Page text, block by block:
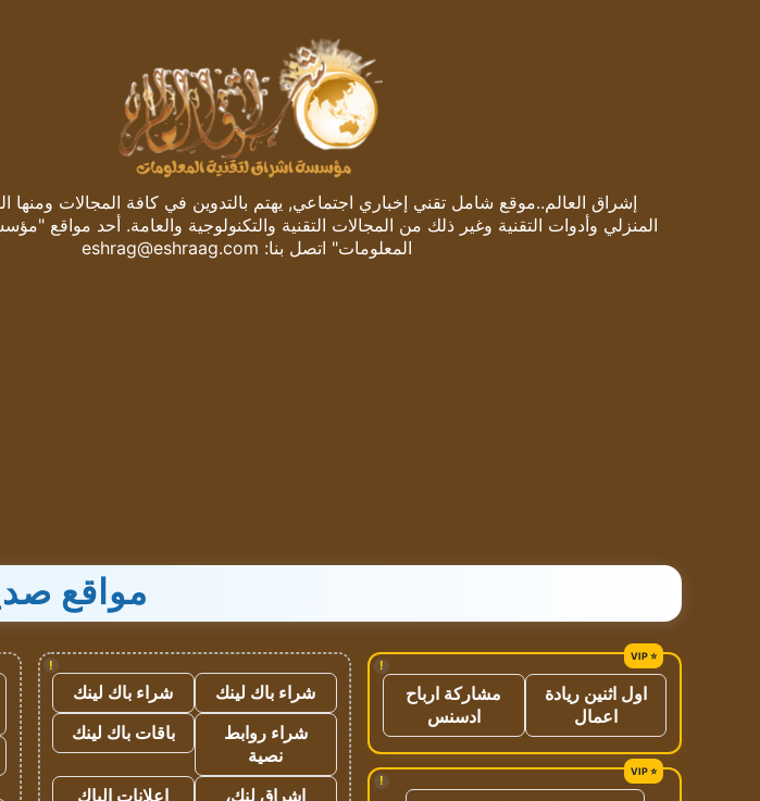
إشراق العالم..موقع شامل تقني إخباري اجتماعي, يهتم بالتدوين في كافة المجالات ومنها
المنزلي وأدوات التقنية وغير ذلك من المجالات التقنية والتكنولوجية والعامة. أحد مواقع
المعلومات" اتصل بنا: eshrag@eshraag.com
مواقع
!
اول اثنين ريادة
اعمال
مشاركة ارباح
ادسنس
!
!
شراء باك لينك
شراء باك لينك
شراء روابط
نصية
باقات باك لينك
اشراق لنك،
اعلانات الباك